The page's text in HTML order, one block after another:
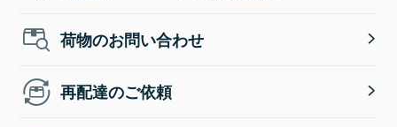
荷物のお問い合わせ
再配達のご依頼